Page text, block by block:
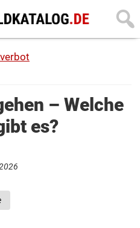
– Welche
es?